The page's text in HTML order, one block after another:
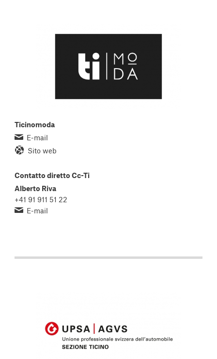
Ticinomoda
E-mail
Sito web
Contatto diretto Cc-Ti
Alberto Riva
+41 91 911 51 22
E-mail